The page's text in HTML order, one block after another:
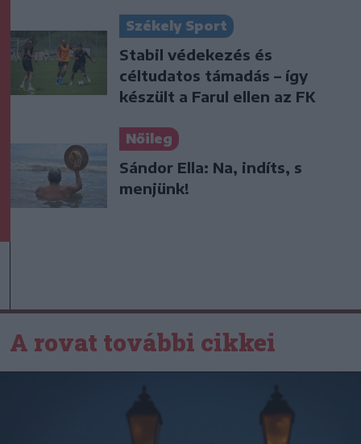
Székely Sport
Stabil védekezés és
céltudatos támadás – így
készült a Farul ellen az FK
Nőileg
Sándor Ella: Na, indíts, s
menjünk!
A rovat további cikkei